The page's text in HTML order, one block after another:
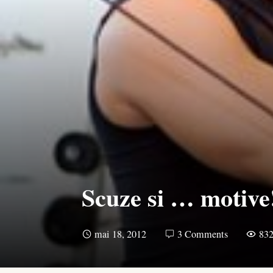
Scuze si …
mai 18, 2012 3 Comments